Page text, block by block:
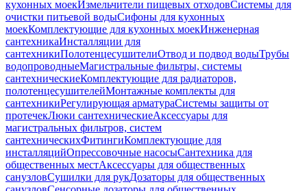
кухонных моекИзмельчители пищевых отходовСистемы для
очистки питьевой водыСифоны для кухонных
моекКомплектующие для кухонных моекИнженерная
сантехникаИнсталляции для
сантехникиПолотенцесушителиОтвод и подвод водыТрубы
водопроводныеМагистральные фильтры, системы
сантехническиеКомплектующие для радиаторов,
полотенцесушителейМонтажные комплекты для
сантехникиРегулирующая арматураСистемы защиты от
протечекЛюки сантехническиеАксессуары для
магистральных фильтров, систем
сантехническихФитингиКомплектующие для
инсталляцийОпрессовочные насосыСантехника для
общественных местАксессуары для общественных
санузловСушилки для рукДозаторы для общественных